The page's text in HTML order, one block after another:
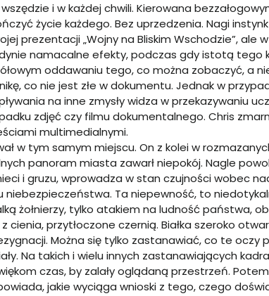
i w każdej chwili. Kierowana
życie każdego. Bez uprzedzenia. Nagi
prezentacji „Wojny na Bliskim Wschodzie”, ale
namacalne efekty, podczas gdy istotą tego
oddawaniu tego, co można zobaczyć, a
co nie jest złe w dokumentu. Jednak w
na inne zmysły widza w przekazywaniu
zdjęć czy filmu dokumentalnego. Chris
multimedialnymi.
w tym samym miejscu. On z kolei w
panoram miasta zawarł niepokój. Nagle
i gruzu, wprowadza w stan czujności wobec
Ta niepewność, to
żołnierzy, tylko atakiem na ludność państwa,
cienia, przytłoczone czernią. Białka szeroko
Można się tylko zastanawiać, co te oczy
Na takich i wielu innych zastanawiających
czas, by zalały oglądaną przestrzeń.
jakie wyciąga wnioski z tego, czego